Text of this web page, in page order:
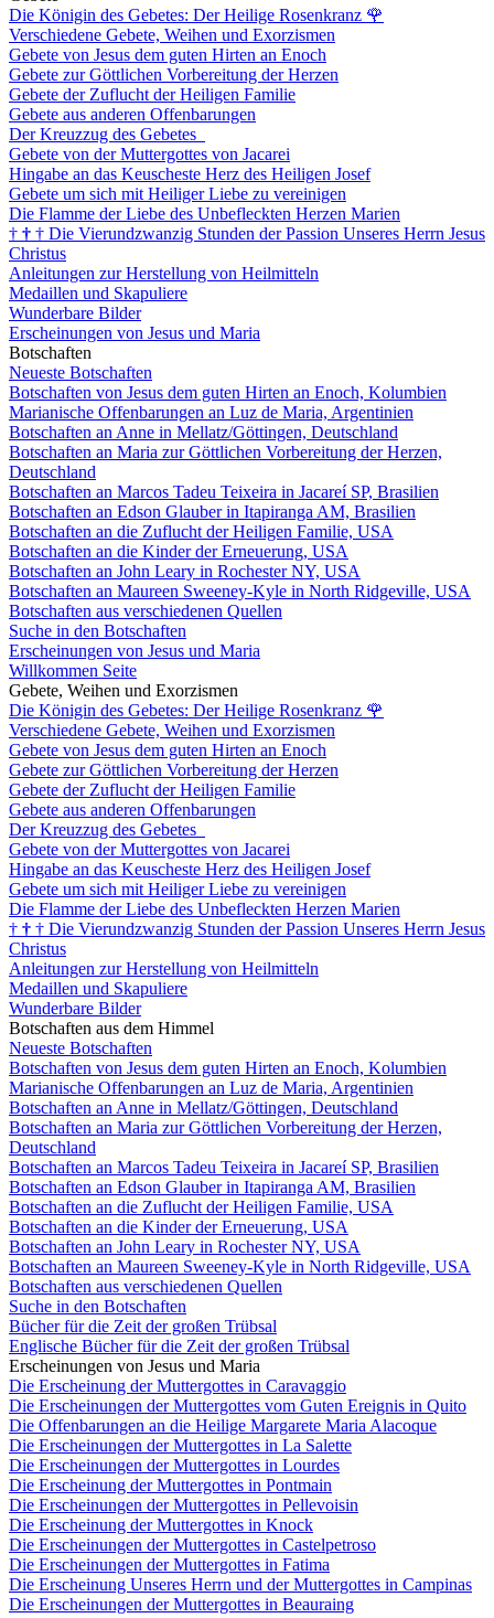
Die Königin des Gebetes: Der Heilige Rosenkranz 🌹
Verschiedene Gebete, Weihen und Exorzismen
Gebete von Jesus dem guten Hirten an Enoch
Gebete zur Göttlichen Vorbereitung der Herzen
Gebete der Zuflucht der Heiligen Familie
Gebete aus anderen Offenbarungen
Der Kreuzzug des Gebetes
Gebete von der Muttergottes von Jacarei
Hingabe an das Keuscheste Herz des Heiligen Josef
Gebete um sich mit Heiliger Liebe zu vereinigen
Die Flamme der Liebe des Unbefleckten Herzen Marien
† † † Die Vierundzwanzig Stunden der Passion Unseres Herrn Jesus
Christus
Anleitungen zur Herstellung von Heilmitteln
Medaillen und Skapuliere
Wunderbare Bilder
Erscheinungen von Jesus und Maria
Botschaften
Neueste Botschaften
Botschaften von Jesus dem guten Hirten an Enoch, Kolumbien
Marianische Offenbarungen an Luz de Maria, Argentinien
Botschaften an Anne in Mellatz/Göttingen, Deutschland
Botschaften an Maria zur Göttlichen Vorbereitung der Herzen,
Deutschland
Botschaften an Marcos Tadeu Teixeira in Jacareí SP, Brasilien
Botschaften an Edson Glauber in Itapiranga AM, Brasilien
Botschaften an die Zuflucht der Heiligen Familie, USA
Botschaften an die Kinder der Erneuerung, USA
Botschaften an John Leary in Rochester NY, USA
Botschaften an Maureen Sweeney-Kyle in North Ridgeville, USA
Botschaften aus verschiedenen Quellen
Suche in den Botschaften
Erscheinungen von Jesus und Maria
Willkommen Seite
Gebete, Weihen und Exorzismen
Die Königin des Gebetes: Der Heilige Rosenkranz 🌹
Verschiedene Gebete, Weihen und Exorzismen
Gebete von Jesus dem guten Hirten an Enoch
Gebete zur Göttlichen Vorbereitung der Herzen
Gebete der Zuflucht der Heiligen Familie
Gebete aus anderen Offenbarungen
Der Kreuzzug des Gebetes
Gebete von der Muttergottes von Jacarei
Hingabe an das Keuscheste Herz des Heiligen Josef
Gebete um sich mit Heiliger Liebe zu vereinigen
Die Flamme der Liebe des Unbefleckten Herzen Marien
† † † Die Vierundzwanzig Stunden der Passion Unseres Herrn Jesus
Christus
Anleitungen zur Herstellung von Heilmitteln
Medaillen und Skapuliere
Wunderbare Bilder
Botschaften aus dem Himmel
Neueste Botschaften
Botschaften von Jesus dem guten Hirten an Enoch, Kolumbien
Marianische Offenbarungen an Luz de Maria, Argentinien
Botschaften an Anne in Mellatz/Göttingen, Deutschland
Botschaften an Maria zur Göttlichen Vorbereitung der Herzen,
Deutschland
Botschaften an Marcos Tadeu Teixeira in Jacareí SP, Brasilien
Botschaften an Edson Glauber in Itapiranga AM, Brasilien
Botschaften an die Zuflucht der Heiligen Familie, USA
Botschaften an die Kinder der Erneuerung, USA
Botschaften an John Leary in Rochester NY, USA
Botschaften an Maureen Sweeney-Kyle in North Ridgeville, USA
Botschaften aus verschiedenen Quellen
Suche in den Botschaften
Bücher für die Zeit der großen Trübsal
Englische Bücher für die Zeit der großen Trübsal
Erscheinungen von Jesus und Maria
Die Erscheinung der Muttergottes in Caravaggio
Die Erscheinungen der Muttergottes vom Guten Ereignis in Quito
Die Offenbarungen an die Heilige Margarete Maria Alacoque
Die Erscheinungen der Muttergottes in La Salette
Die Erscheinungen der Muttergottes in Lourdes
Die Erscheinung der Muttergottes in Pontmain
Die Erscheinungen der Muttergottes in Pellevoisin
Die Erscheinung der Muttergottes in Knock
Die Erscheinungen der Muttergottes in Castelpetroso
Die Erscheinungen der Muttergottes in Fatima
Die Erscheinung Unseres Herrn und der Muttergottes in Campinas
Die Erscheinungen der Muttergottes in Beauraing